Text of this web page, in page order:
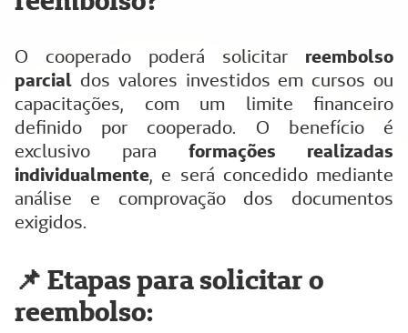
O cooperado poderá solicitar reembolso
parcial dos valores investidos em cursos ou
capacitações, com um limite financeiro
definido por cooperado. O benefício é
exclusivo para formações realizadas
individualmente, e será concedido mediante
análise e comprovação dos documentos
exigidos.
📌 Etapas para solicitar o
reembolso: